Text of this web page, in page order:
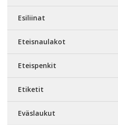
Esiliinat
Eteisnaulakot
Eteispenkit
Etiketit
Eväslaukut